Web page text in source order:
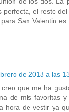
perfecta, el resto
San Valentin
de 2018 a las
que me ha
de mis favoritas
hora de vestir ya